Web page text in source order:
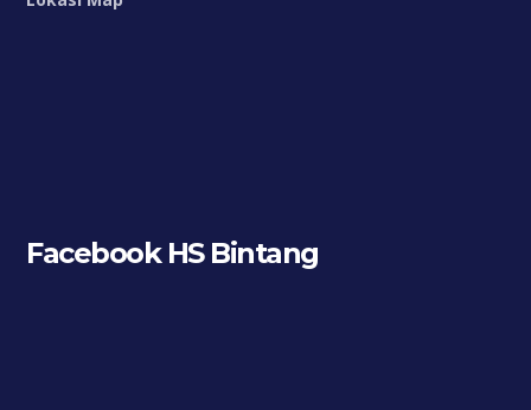
Facebook HS Bintang